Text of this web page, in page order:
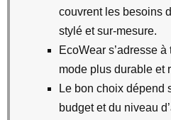
couvrent les besoins
stylé et sur-mesure.
EcoWear s’adresse
mode plus durable et
Le bon choix dépend
budget et du niveau